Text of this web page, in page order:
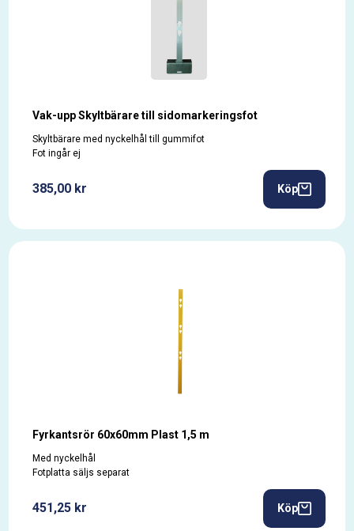
Vak-upp Skyltbärare till sidomarkeringsfot
Skyltbärare med nyckelhål till gummifot
Fot ingår ej
385,00 kr Köp
Fyrkantsrör 60x60mm Plast 1,5 m
Med nyckelhål
Fotplatta säljs separat
451,25 kr Köp